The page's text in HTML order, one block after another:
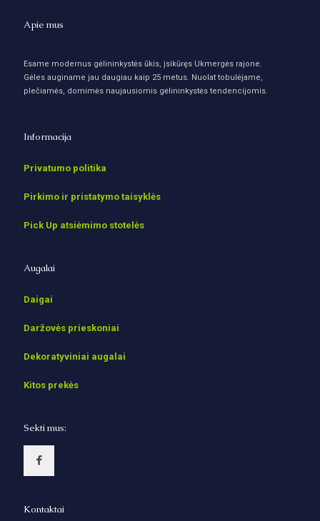
Apie mus
Esame modernus gėlininkystės ūkis, įsikūręs Ukmergės rajone.
Gėles auginame jau daugiau kaip 25 metus. Nuolat tobulėjame,
plečiamės, domimės naujausiomis gėlininkystės tendencijomis.
Informacija
Privatumo politika
Pirkimo ir pristatymo taisyklės
Pick Up atsiėmimo stotelės
Augalai
Daigai
Daržovės prieskoniai
Dekoratyviniai augalai
Kitos prekės
Sekti mus:
Kontaktai